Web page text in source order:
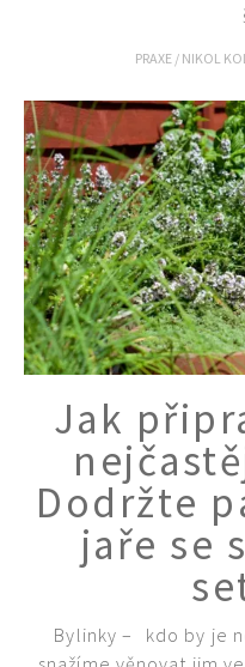
PRAXE / NIKOL
Jak
Dodržte
jaře se
Bylinky –⁠⁠⁠⁠⁠⁠ kdo by je